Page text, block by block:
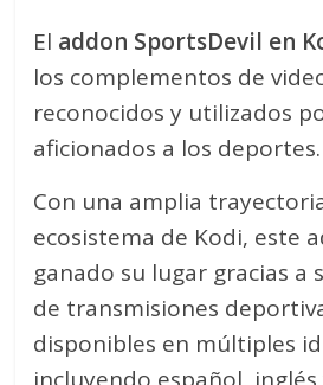
El addon SportsDevil en
los complementos de
reconocidos y utilizados
aficionados a los deportes.
Con una amplia
ecosistema de Kodi, este
ganado su lugar gracias a
de transmisiones
disponibles en múltiples